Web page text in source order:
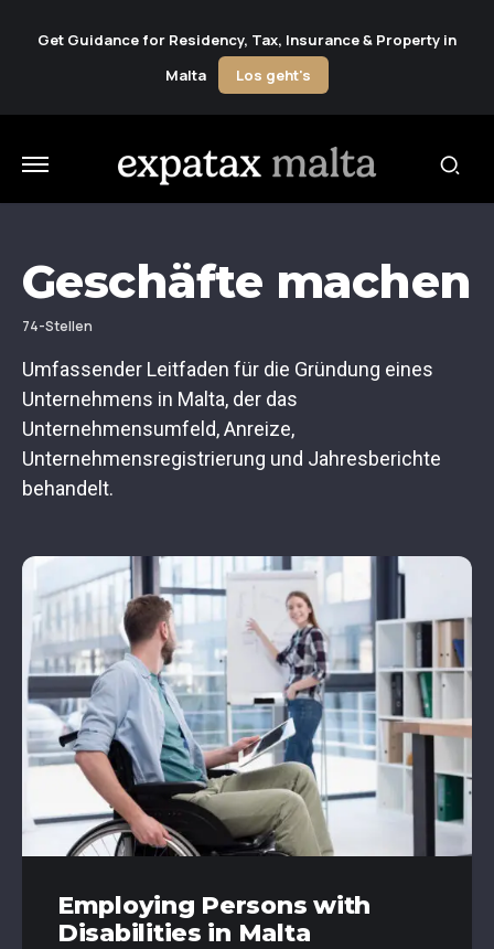
Get Guidance for Residency, Tax, Insurance & Property in
Malta
Los geht's
Geschäfte machen
74-Stellen
Umfassender Leitfaden für die Gründung eines
Unternehmens in Malta, der das
Unternehmensumfeld, Anreize,
Unternehmensregistrierung und Jahresberichte
behandelt.
Employing Persons with
Disabilities in Malta